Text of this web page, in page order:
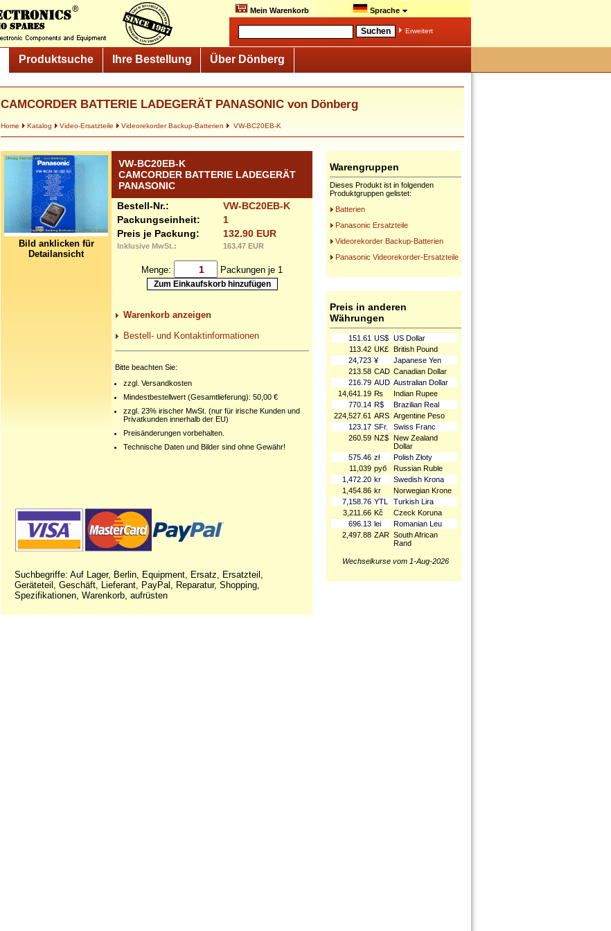
Mein Warenkorb Sprache
Erweitert
Produktsuche Ihre Bestellung Über Dönberg
CAMCORDER BATTERIE LADEGERÄT PANASONIC von Dönberg
Home Katalog Video-Ersatzteile Videorekorder Backup-Batterien VW-BC20EB-K
Bild anklicken für
Detailansicht
VW-BC20EB-K
CAMCORDER BATTERIE LADEGERÄT
PANASONIC
Bestell-Nr.:
VW-BC20EB-K
Packungseinheit:
1
Preis je Packung:
132.90 EUR
Inklusive MwSt.: 163.47 EUR
Menge: Packungen je 1
Warenkorb anzeigen
Bestell- und Kontaktinformationen
Bitte beachten Sie:
zzgl. Versandkosten
Mindestbestellwert (Gesamtlieferung): 50,00 €
zzgl. 23% irischer MwSt. (nur für irische Kunden und
Privatkunden innerhalb der EU)
Preisänderungen vorbehalten.
Technische Daten und Bilder sind ohne Gewähr!
Suchbegriffe: Auf Lager, Berlin, Equipment, Ersatz, Ersatzteil,
Geräteteil, Geschäft, Lieferant, PayPal, Reparatur, Shopping,
Spezifikationen, Warenkorb, aufrüsten
Warengruppen
Dieses Produkt ist in folgenden
Produktgruppen gelistet:
Batterien
Panasonic Ersatzteile
Videorekorder Backup-Batterien
Panasonic Videorekorder-Ersatzteile
Preis in anderen
Währungen
151.61 US$ US Dollar
113.42 UK£ British Pound
24,723 ¥
Japanese Yen
213.58 CAD Canadian Dollar
216.79 AUD Australian Dollar
14,641.19 ₨
Indian Rupee
770.14 R$
Brazilian Real
224,527.61 ARS Argentine Peso
123.17 SFr.
Swiss Franc
260.59 NZ$ New Zealand
Dollar
575.46 zł
Polish Złoty
11,039 руб
Russian Ruble
1,472.20 kr
Swedish Krona
1,454.86 kr
Norwegian Krone
7,158.76 YTL
Turkish Lira
3,211.66 Kč
Czeck Koruna
696.13 lei
Romanian Leu
2,497.88 ZAR South African
Rand
Wechselkurse vom 1-Aug-2026